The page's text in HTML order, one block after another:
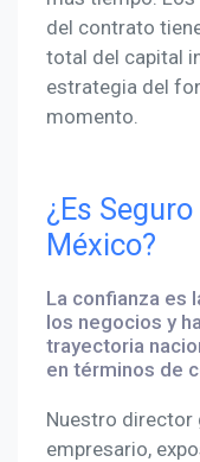
del contrato
total del capital
estrategia del
momento.
¿Es
México?
La confianza es
los negocios y
trayectoria
en términos de
Nuestro director
empresario,